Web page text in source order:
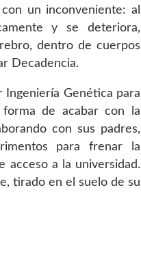
un inconveniente: al
y se deteriora,
dentro de cuerpos
Decadencia.
Ingeniería Genética para
de acabar con la
con sus padres,
para frenar la
acceso a la universidad.
tirado en el suelo de su